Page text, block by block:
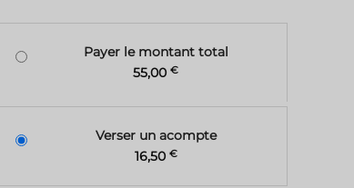
Payer le montant total
55,00 €
Verser un acompte
16,50 €